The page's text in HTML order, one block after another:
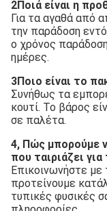
Για τα αγαθά από
την παράδοση
ο χρόνος
ημέρες.
Συνήθως τα
κουτί. Το βάρος
σε παλέτα.
που ταιριάζει
Επικοινωνήστε με
προτείνουμε
τυπικές φυσικές
πληροφορίες.